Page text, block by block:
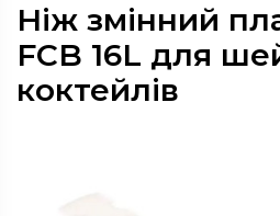
Ніж змінний
FCB 16L для
коктейлів